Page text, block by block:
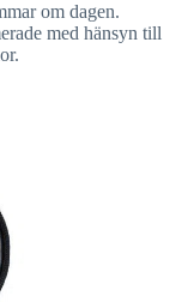
om dagen.
med hänsyn till